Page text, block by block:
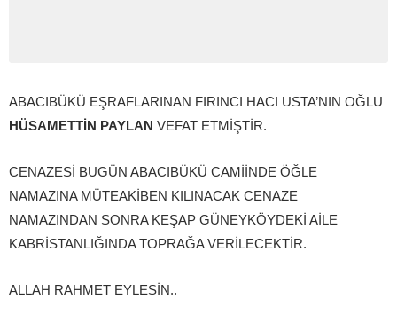
ABACIBÜKÜ EŞRAFLARINAN FIRINCI HACI USTA’NIN OĞLU
HÜSAMETTİN PAYLAN VEFAT ETMİŞTİR.
CENAZESİ BUGÜN ABACIBÜKÜ CAMİİNDE ÖĞLE
NAMAZINA MÜTEAKİBEN KILINACAK CENAZE
NAMAZINDAN SONRA KEŞAP GÜNEYKÖYDEKİ AİLE
KABRİSTANLIĞINDA TOPRAĞA VERİLECEKTİR.
ALLAH RAHMET EYLESİN..